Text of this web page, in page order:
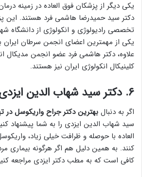
یکی دیگر از پزشکان فوق العاده در زمینه
دکتر سید حمیدرضا هاشمی فرد هستند. این
تخصصی رادیولوژی و انکولوژی از دانشگاه
یکی از مهمترین اعضای انجمن سرطان ایران
علاوه، دکتر هاشمی فرد عضو انجمن مدیکال
کلینیکال انکولوژی ایران نیز هستند.
۶. دکتر سید شهاب الدین ایزدی
اگر به دنبال بهترین دکتر جراح واریکوسل در
سید شهاب الدین ایزدی را به شما پیشنهاد
العاده با حوصله و ظرافت خیلی زیاد،
کنند. به همین دلیل هم اگر هرگونه بیماری
کافی است که به مطب دکتر ایزدی مراجعه